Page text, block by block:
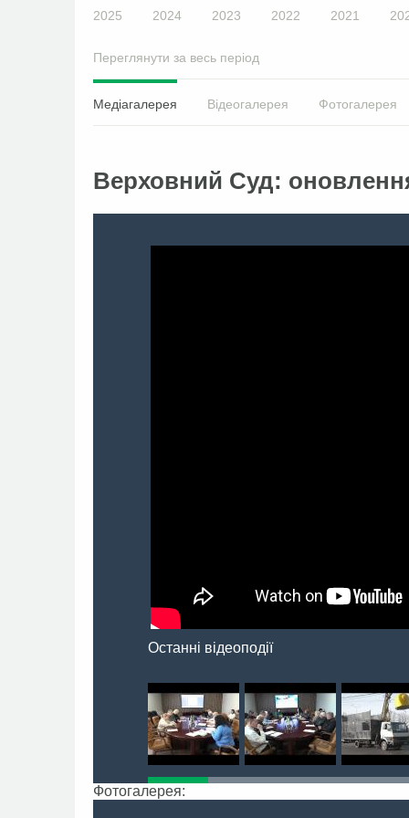
2025 2024 2023 2022 2021
Переглянути за весь період
Медіагалерея Відеогалерея Фотогалерея
Верховний Суд:
Останні відеоподії
Фотогалерея: